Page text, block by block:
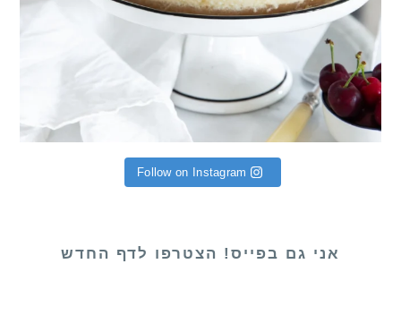
Follow on Instagram
אני גם בפייס! הצטרפו לדף החדש